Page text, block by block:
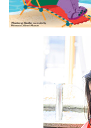
ÚLTIMAS
UNA
IMPACTO DE
DEL ARTE
TWINS ROMPEN